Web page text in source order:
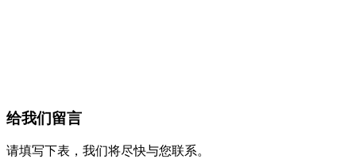
给我们留言
请填写下表，我们将尽快与您联系。